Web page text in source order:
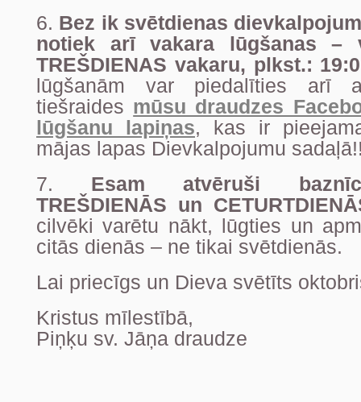
6. Bez ik svētdienas
notiek arī vakara lūgšanas –
TREŠDIENAS vakaru, plkst.:
lūgšanām var piedalīties arī
tiešraides mūsu draudzes
lūgšanu lapiņas, kas ir
mājas lapas Dievkalpojumu
7. Esam atvēruši
TREŠDIENĀS un
cilvēki varētu nākt, lūgties un
citās dienās – ne tikai svētdienās.
Lai priecīgs un Dieva svētīts
Kristus mīlestībā,
Piņķu sv. Jāņa draudze